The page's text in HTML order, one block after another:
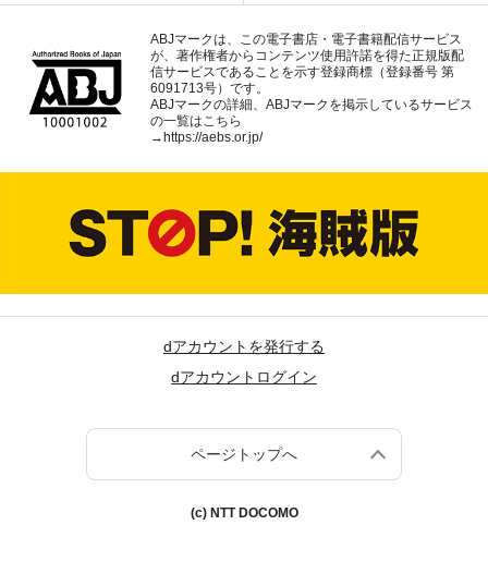
ABJマークは、この電子書店・電子書籍配信サービス
が、著作権者からコンテンツ使用許諾を得た正規版配
信サービスであることを示す登録商標（登録番号 第
6091713号）です。
ABJマークの詳細、ABJマークを掲示しているサービス
の一覧はこちら
→ https://aebs.or.jp/
dアカウントを発行する
dアカウントログイン
ページトップへ
(c) NTT DOCOMO